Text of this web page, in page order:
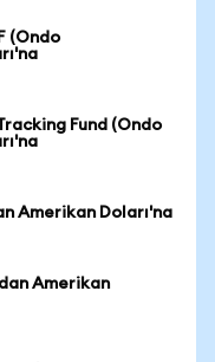
(Ondo
Fund (Ondo
Amerikan Doları'na
Amerikan